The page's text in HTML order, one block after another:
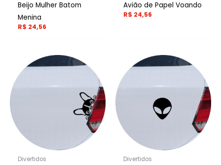
Beijo Mulher Batom
Menina
R$ 24,56
Avião de Papel Voando
R$ 24,56
Divertidos Divertidos